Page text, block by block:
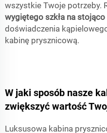
wszystkie Twoje potrzeby.
wygiętego szkła na stojąco
doświadczenia
kabinę prysznicową.
W jaki sposób nasze
zwiększyć wartość
Luksusowa kabina